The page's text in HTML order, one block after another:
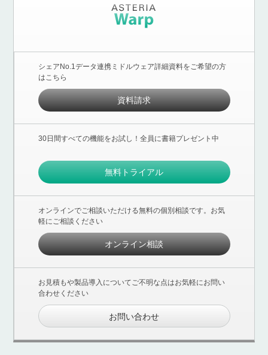
シェアNo.1データ連携ミドルウェア詳細資料をご希望の方
はこちら
資料請求
30日間すべての機能をお試し！全員に書籍プレゼント中
無料トライアル
オンラインでご相談いただける無料の個別相談です。お気
軽にご相談ください
オンライン相談
お見積もや製品導入についてご不明な点はお気軽にお問い
合わせください
お問い合わせ